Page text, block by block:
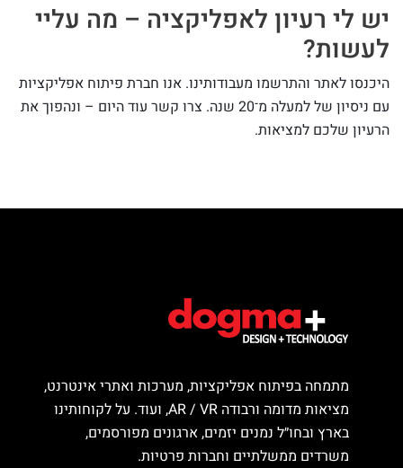
יש לי רעיון לאפליקציה – מה עליי
לעשות?
היכנסו לאתר והתרשמו מעבודותינו. אנו חברת פיתוח אפליקציות
עם ניסיון של למעלה מ־20 שנה. צרו קשר עוד היום – ונהפוך את
הרעיון שלכם למציאות.
מתמחה בפיתוח אפליקציות, מערכות ואתרי אינטרנט,
מציאות מדומה ורבודה AR / VR, ועוד. על לקוחותינו
בארץ ובחו״ל נמנים יזמים, ארגונים מפורסמים,
משרדים ממשלתיים וחברות פרטיות.